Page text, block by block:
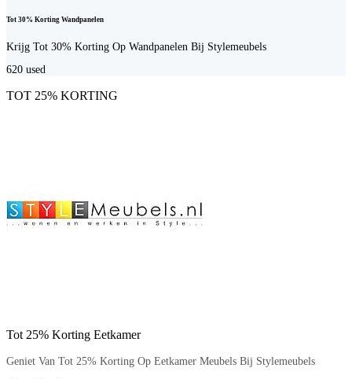
Tot 30% Korting Wandpanelen
Krijg Tot 30% Korting Op Wandpanelen Bij Stylemeubels
620 used
TOT 25% KORTING
Tot 25% Korting Eetkamer
Geniet Van Tot 25% Korting Op Eetkamer Meubels Bij Stylemeubels